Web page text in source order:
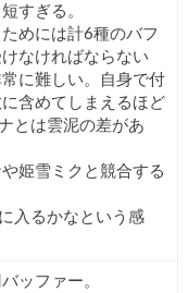
すぎる。
めには計6種のバフ
なければならない
に難しい。自身で付
含めてしまえるほど
とは雲泥の差があ
姫雪ミクと競合する
入るかなという感
ッファー。